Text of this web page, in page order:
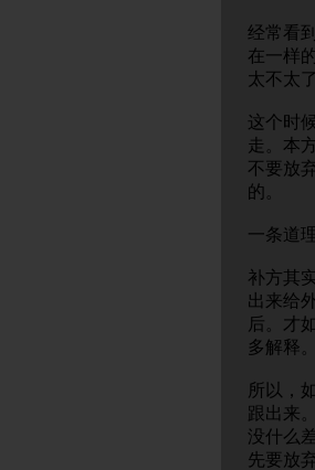
经常看
在一样
太不太
这个时
走。本
不要放
的。
一条道
补方其
出来给
后。才
多解释
所以，
跟出来
没什么
先要放